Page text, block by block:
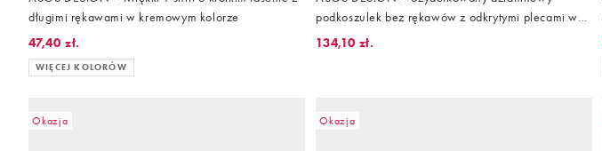
długimi rękawami w kremowym kolorze
47,40 zł.
WIĘCEJ KOLORÓW
podkoszulek bez rękawów z odkrytymi plecami w
zielone paski, część zestawu
134,10 zł.
Okazja Okazja